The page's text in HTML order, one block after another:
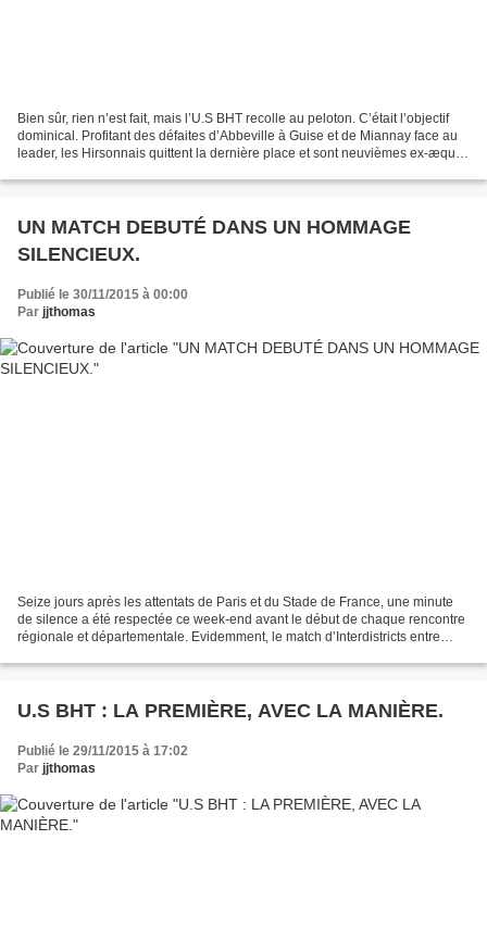
Bien sûr, rien n’est fait, mais l’U.S BHT recolle au peloton. C’était l’objectif
dominical. Profitant des défaites d’Abbeville à Guise et de Miannay face au
leader, les Hirsonnais quittent la dernière place et sont neuvièmes ex-æquo,
UN MATCH DEBUTÉ DANS UN HOMMAGE
SILENCIEUX.
Publié le 30/11/2015 à 00:00
Par jjthomas
Seize jours après les attentats de Paris et du Stade de France, une minute
de silence a été respectée ce week-end avant le début de chaque rencontre
régionale et départementale. Evidemment, le match d’Interdistricts entre
U.S BHT : LA PREMIÈRE, AVEC LA MANIÈRE.
Publié le 29/11/2015 à 17:02
Par jjthomas